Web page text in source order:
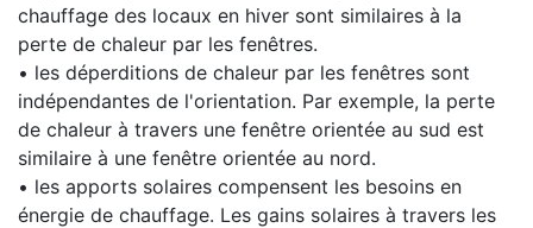
chauffage des locaux en hiver sont similaires à la
perte de chaleur par les fenêtres.
• les déperditions de chaleur par les fenêtres sont
indépendantes de l'orientation. Par exemple, la perte
de chaleur à travers une fenêtre orientée au sud est
similaire à une fenêtre orientée au nord.
• les apports solaires compensent les besoins en
énergie de chauffage. Les gains solaires à travers les